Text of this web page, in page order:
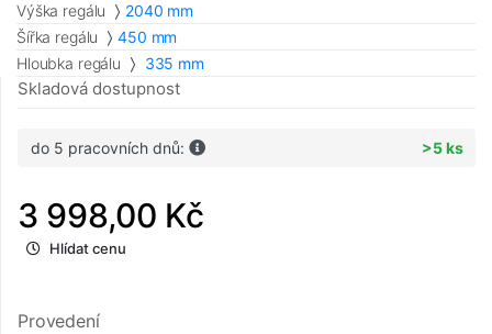
Výška regálu
2040 mm
Šířka regálu
450 mm
Hloubka regálu
335 mm
Skladová dostupnost
do 5 pracovních dnů: >5 ks
3 998,00 Kč
Hlídat cenu
Provedení